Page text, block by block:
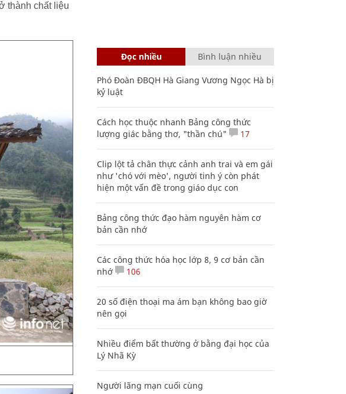
thành chất liệu
Đọc nhiều Bình luận nhiều
Phó Đoàn ĐBQH Hà Giang Vương Ngọc Hà bị
kỷ luật
Cách học thuộc nhanh Bảng công thức
lượng giác bằng thơ, "thần chú"
17
Clip lột tả chân thực cảnh anh trai và em gái
như 'chó với mèo', người tinh ý còn phát
hiện một vấn đề trong giáo dục con
Bảng công thức đạo hàm nguyên hàm cơ
bản cần nhớ
Các công thức hóa học lớp 8, 9 cơ bản cần
nhớ
106
20 số điện thoại ma ám bạn không bao giờ
nên gọi
Nhiều điểm bất thường ở bằng đại học của
Lý Nhã Kỳ
Người lãng mạn cuối cùng